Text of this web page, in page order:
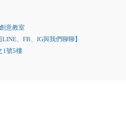
意教室
、FB、IG與我們聊聊】
1號5樓